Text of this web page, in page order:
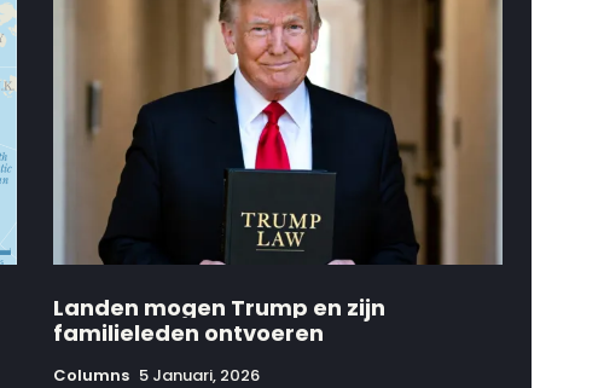
Landen mogen Trump en zijn
familieleden ontvoeren
Columns 5 Januari, 2026